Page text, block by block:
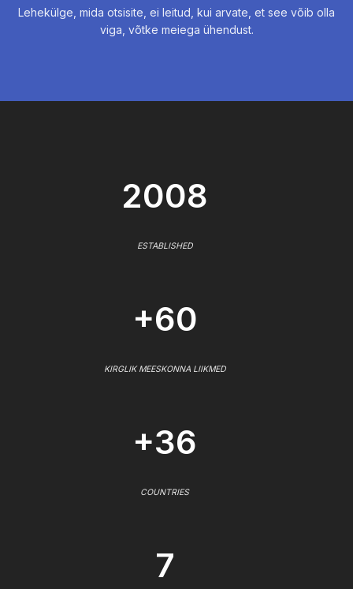
Lehekülge, mida otsisite, ei leitud, kui arvate, et see võib olla
viga, võtke meiega ühendust.
2008
ESTABLISHED
+60
KIRGLIK MEESKONNA LIIKMED
+36
COUNTRIES
7